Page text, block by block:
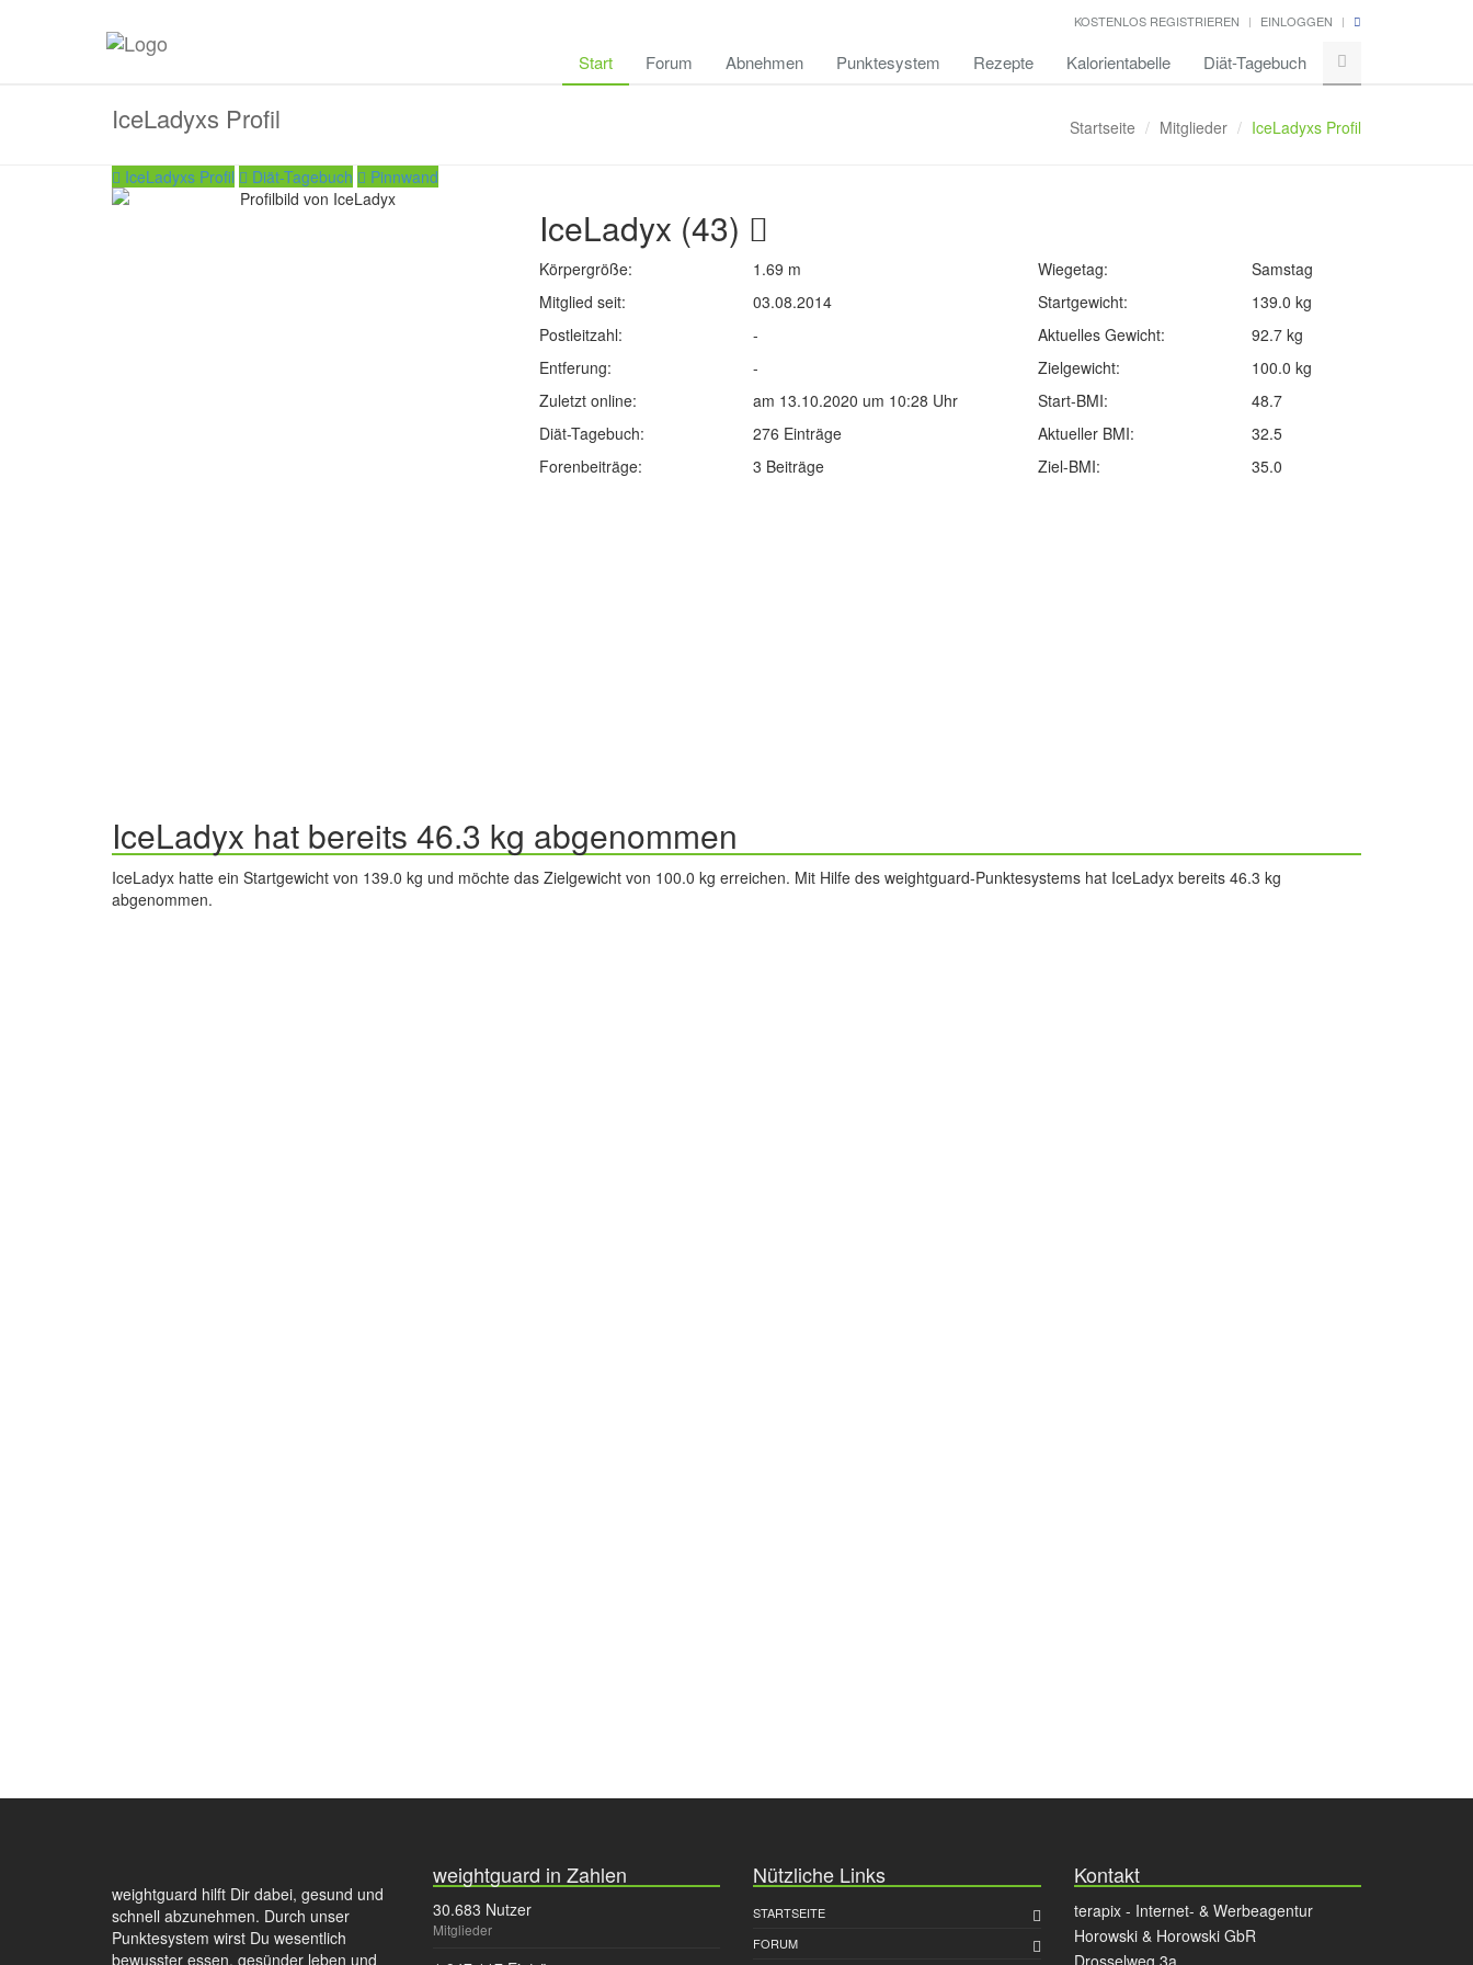
KOSTENLOS REGISTRIEREN EINLOGGEN
Start Forum Abnehmen Punktesystem Rezepte Kalorientabelle Diät-Tagebuch
IceLadyxs Profil Startseite Mitglieder IceLadyxs Profil
IceLadyxs Profil Diät-Tagebuch Pinnwand
IceLadyx (43)
Körpergröße: 1.69 m Wiegetag:
Samstag
Mitglied seit:
03.08.2014 Startgewicht:
139.0 kg
Postleitzahl:
- Aktuelles Gewicht:
92.7 kg
Entferung:
- Zielgewicht:
100.0 kg
Zuletzt online:
am 13.10.2020 um 10:28 Uhr Start-BMI:
48.7
Diät-Tagebuch:
276 Einträge Aktueller BMI:
32.5
Forenbeiträge:
3 Beiträge Ziel-BMI: 35.0
IceLadyx hat bereits 46.3 kg abgenommen
IceLadyx hatte ein Startgewicht von 139.0 kg und möchte das Zielgewicht von 100.0 kg erreichen. Mit Hilfe des weightguard-Punktesystems hat IceLadyx bereits 46.3 kg
abgenommen.
weightguard hilft Dir dabei, gesund und
schnell abzunehmen. Durch unser
Punktesystem wirst Du wesentlich
bewusster essen, gesünder leben und
weightguard in Zahlen
30.683 Nutzer
Mitglieder
Nützliche Links
STARTSEITE
FORUM
Kontakt
terapix - Internet- & Werbeagentur
Horowski & Horowski GbR
Drosselweg 3a